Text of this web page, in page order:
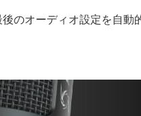
のオーディオ設定を自動